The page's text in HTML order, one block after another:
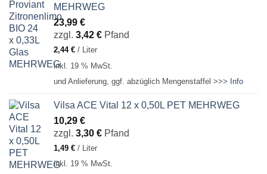
MEHRWEG
23,99 €
zzgl. 3,42 € Pfand
2,44 € / Liter
inkl. 19 % MwSt.
und Anlieferung, ggf. abzüglich Mengenstaffel >>> Info
Vilsa ACE Vital 12 x 0,50L PET MEHRWEG
10,29 €
zzgl. 3,30 € Pfand
1,49 € / Liter
inkl. 19 % MwSt.